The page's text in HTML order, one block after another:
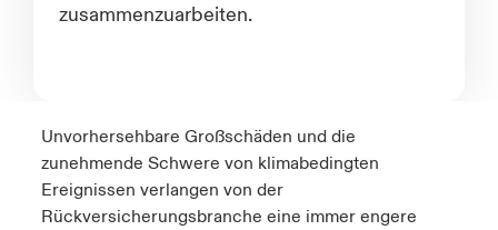
zusammenzuarbeiten.
Unvorhersehbare Großschäden und die
zunehmende Schwere von klimabedingten
Ereignissen verlangen von der
Rückversicherungsbranche eine immer engere